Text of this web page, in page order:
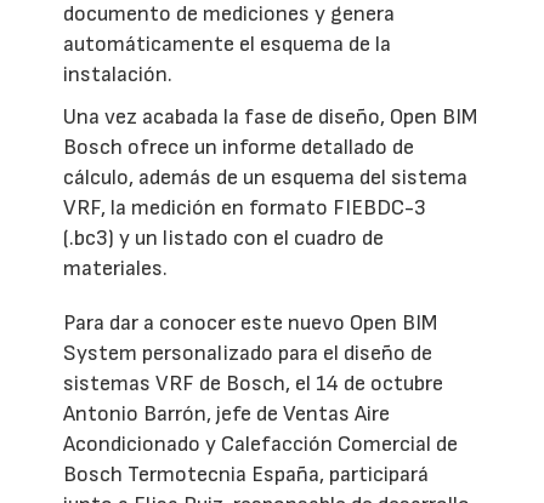
documento de mediciones y genera
automáticamente el esquema de la
instalación.
Una vez acabada la fase de diseño, Open BIM
Bosch ofrece un informe detallado de
cálculo, además de un esquema del sistema
VRF, la medición en formato FIEBDC-3
(.bc3) y un listado con el cuadro de
materiales.
Para dar a conocer este nuevo Open BIM
System personalizado para el diseño de
sistemas VRF de Bosch, el 14 de octubre
Antonio Barrón, jefe de Ventas Aire
Acondicionado y Calefacción Comercial de
Bosch Termotecnia España, participará